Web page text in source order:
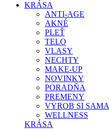
KRÁSA
ANTI-AGE
AKNÉ
PLEŤ
TELO
VLASY
NECHTY
MAKE-UP
NOVINKY
PORADŇA
PREMENY
VYROB SI SAMA
WELLNESS
KRÁSA